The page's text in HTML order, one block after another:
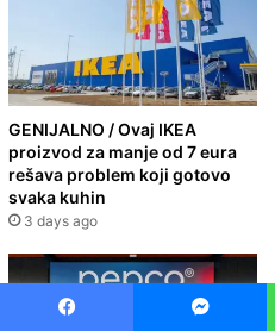
GENIJALNO / Ovaj IKEA
proizvod za manje od 7 eura
rešava problem koji gotovo
svaka kuhin
3 days ago